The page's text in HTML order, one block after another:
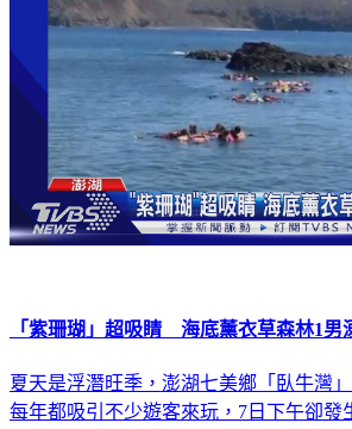
「紫珊瑚」超吸睛 海底薰衣草森林1男
夏天是浮潛旺季，澎湖七美鄉「臥牛灣
每年都吸引不少遊客來玩，7日下午卻發